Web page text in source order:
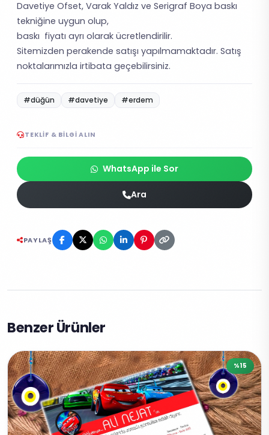
Davetiye Ofset, Varak Yaldız ve Serigraf Boya baskı
tekniğine uygun olup,
baskı fiyatı ayrı olarak ücretlendirilir.
Sitemizden perakende satışı yapılmamaktadır. Satış
noktalarımızla irtibata geçebilirsiniz.
#düğün #davetiye #erdem
TEKLIF & BILGI ALIN
WhatsApp ile Sor
Ara
PAYLAŞ
Benzer Ürünler
%15